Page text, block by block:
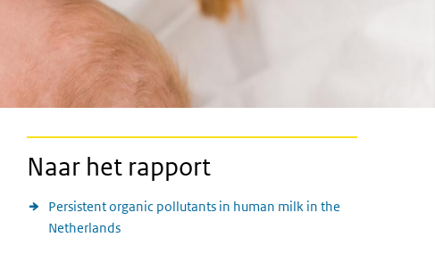
Naar het rapport
Persistent organic pollutants in human milk in the
Netherlands